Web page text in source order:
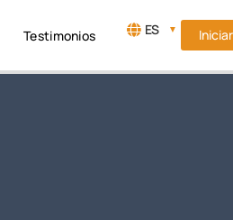
Testimonios ES ▼